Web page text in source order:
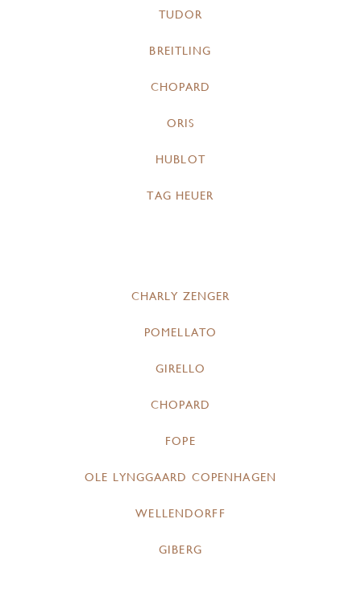
TUDOR
BREITLING
CHOPARD
ORIS
HUBLOT
TAG HEUER
CHARLY ZENGER
POMELLATO
GIRELLO
CHOPARD
FOPE
OLE LYNGGAARD COPENHAGEN
WELLENDORFF
GIBERG